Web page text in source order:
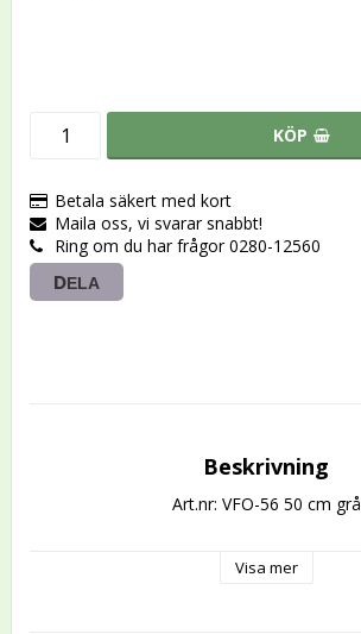
KÖP
Betala säkert med kort
Maila oss, vi svarar snabbt!
Ring om du har frågor 0280-12560
DELA
Beskrivning
Art.nr: VFO-56 50 cm grå
Visa mer